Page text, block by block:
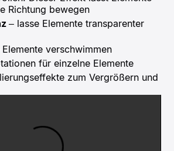
Richtung bewegen
– lasse Elemente transparenter
Elemente verschwimmen
für einzelne Elemente
zum Vergrößern und